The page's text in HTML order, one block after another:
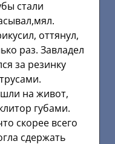
стали
оттянул,
раз. Завладел
за резинку
на живот,
губами.
скорее всего
сдержать